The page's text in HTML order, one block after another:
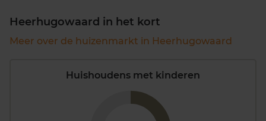
Heerhugowaard in het kort
Meer over de huizenmarkt in Heerhugowaard
Huishoudens met kinderen